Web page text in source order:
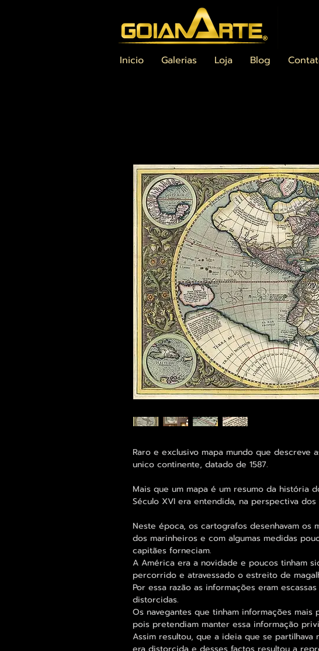
Inicio Galerias Loja Blog
Raro e exclusivo mapa mundo que descreve
unico continente, datado de 1587.
Mais que um mapa é um resumo da história
Século XVI era entendida, na perspectiva
Neste época, os cartografos desenhavam os
dos marinheiros e com algumas medidas
capitães forneciam.
A América era a novidade e poucos tinham
percorrido e atravessado o estreito de
Por essa razão as informações eram
distorcidas.
Os navegantes que tinham informações mais
pois pretendiam manter essa informação
Assim resultou, que a ideia que se partilhava